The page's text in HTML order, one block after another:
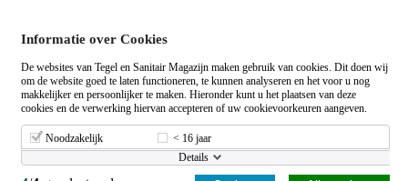
Tegelensanitairmagazijn.nl wordt gemiddeld beoordeeld met een
basis van+ beoordelingen.
98% van onze klanten beveelt ons aan!
© 2012 - 2026 - Tegel en Sanitair Magazijn
Informatie over Cookies
De websites van Tegel en Sanitair Magazijn maken gebruik van cookies. Dit doen wij
om de website goed te laten functioneren, te kunnen analyseren en het voor u nog
makkelijker en persoonlijker te maken. Hieronder kunt u het plaatsen van deze
cookies en de verwerking hiervan accepteren of uw cookievoorkeuren aangeven.
Noodzakelijk
< 16 jaar
Details